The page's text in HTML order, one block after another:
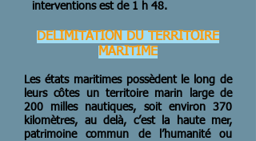
interventions est de 1 h 48.
DELIMITATION DU TERRITOIRE
MARITIME
Les états maritimes possèdent le long de
leurs côtes un territoire marin large de
200 milles nautiques, soit environ 370
kilomètres, au delà, c’est la haute mer,
patrimoine commun de l’humanité ou